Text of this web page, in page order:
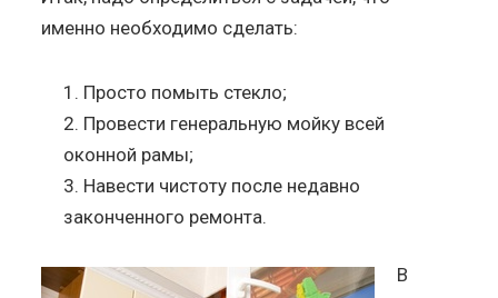
именно необходимо сделать:
Просто помыть стекло;
Провести генеральную мойку всей
оконной рамы;
Навести чистоту после недавно
законченного ремонта.
В